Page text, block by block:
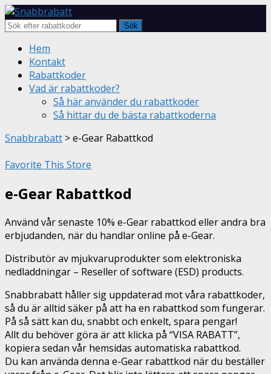
Sök
Skip
content
Hem
Kontakt
Rabattkoder
Vad är rabattkoder?
Så här använder du rabattkoder
Så hittar du de bästa rabattkoderna
Snabbrabatt >e-Gear Rabattkod
Favorite This Store
e-Gear Rabattkod
Använd vår senaste 10% e-Gear rabattkod eller andra bra
erbjudanden, när du handlar online på e-Gear.
Distributör av mjukvaruprodukter som elektroniska
nedladdningar – Reseller of software (ESD) products.
Snabbrabatt håller sig uppdaterad mot våra rabattkoder,
så du är alltid säker på att ha en rabattkod som fungerar.
På så sätt kan du, snabbt och enkelt, spara pengar!
Allt du behöver göra är att klicka på “VISA RABATT”,
kopiera sedan vår hemsidas automatiska rabattkod.
Du kan använda denna e-Gear rabattkod när du beställer